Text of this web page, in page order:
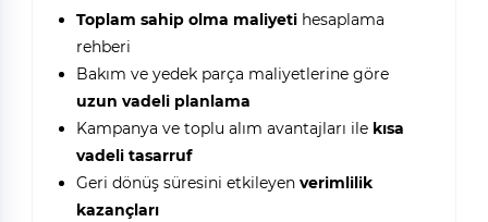
Toplam sahip olma maliyetihesaplama
rehberi
Bakım ve yedek parça maliyetlerine göre
uzun vadeli planlama
Kampanya ve toplu alım avantajları ile kısa
vadeli tasarruf
Geri dönüş süresini etkileyen verimlilik
kazançları